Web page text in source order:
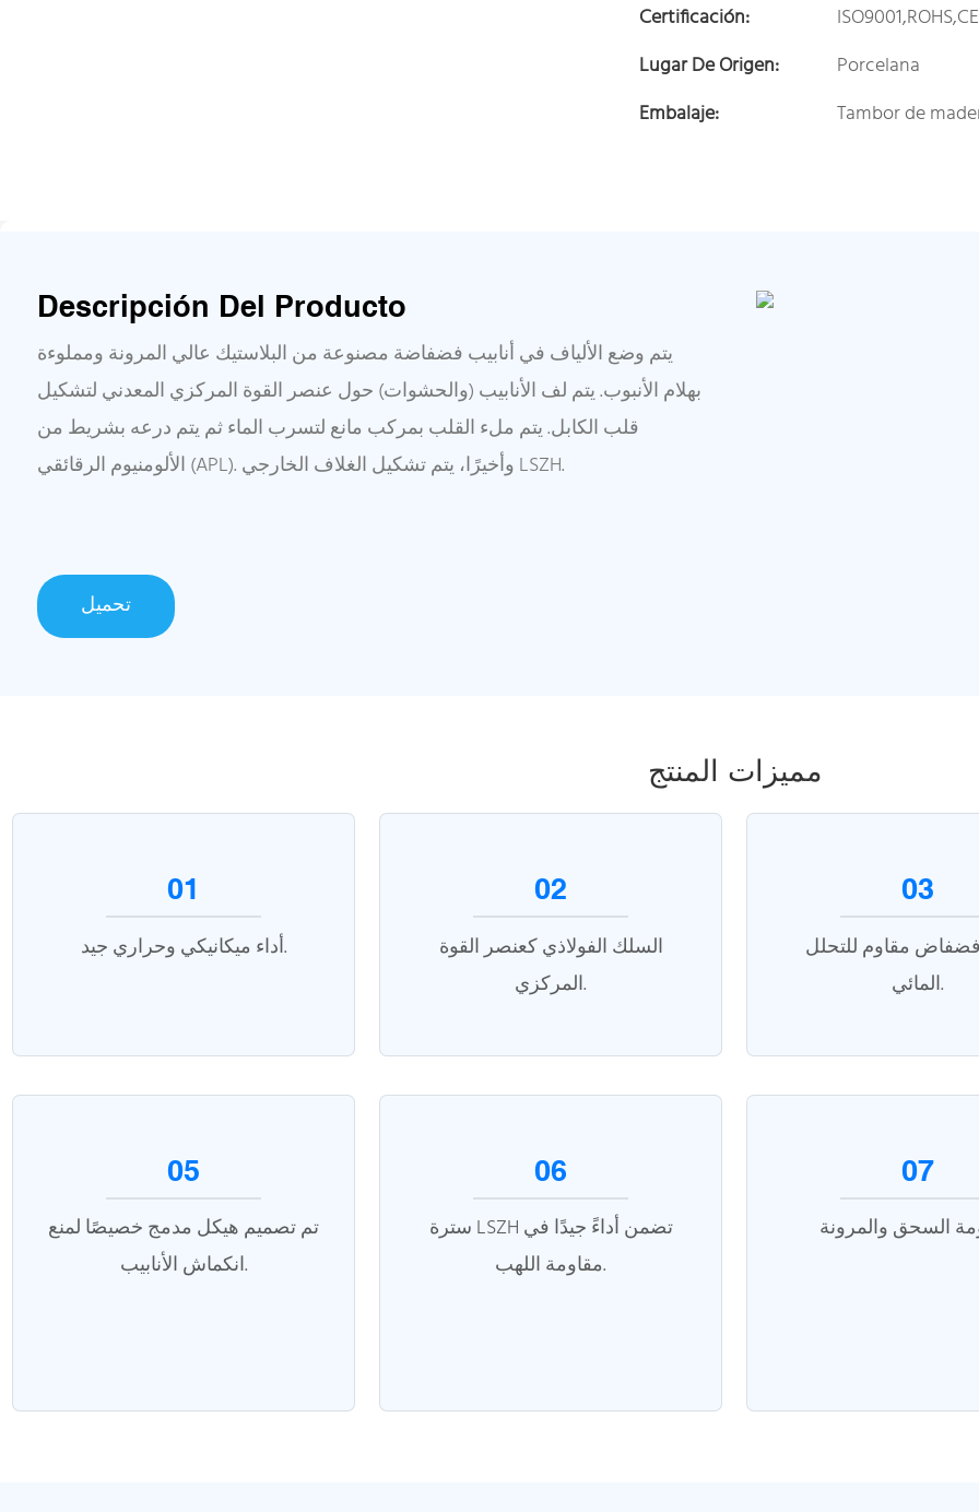
Certificación:
Lugar De Origen:
Porcelana
Embalaje:
Tambor de
Descripción Del Producto
يتم وضع الألياف في أنابيب فضفاضة مصنوعة من البلاستيك عالي المرونة ومملوءة
بهلام الأنبوب. يتم لف الأنابيب (والحشوات) حول عنصر القوة المركزي المعدني لتشكيل
قلب الكابل. يتم ملء القلب بمركب مانع لتسرب الماء ثم يتم درعه بشريط من
الألومنيوم الرقائقي (APL). وأخيرًا، يتم تشكيل الغلاف الخارجي LSZH.
تحميل
مميزات المنتج
01
أداء ميكانيكي وحراري جيد.
02
السلك الفولاذي كعنصر القوة
المركزي.
03
مقاوم للتحلل
المائي.
05
تم تصميم هيكل مدمج خصيصًا لمنع
انكماش الأنابيب.
06
سترة LSZH تضمن أداءً جيدًا في
مقاومة اللهب.
07